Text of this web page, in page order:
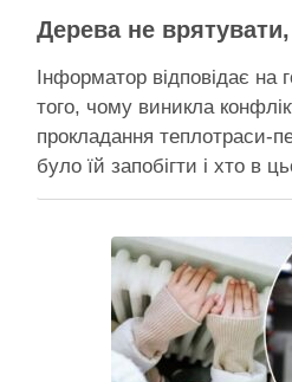
Інформатор відповідає на
того, чому виникла
прокладання теплотраси-
було їй запобігти і хто в
дерев триває, почали й
суботу, 8 серпня 2026
почалася вже …
Поділитися у соцмережах: